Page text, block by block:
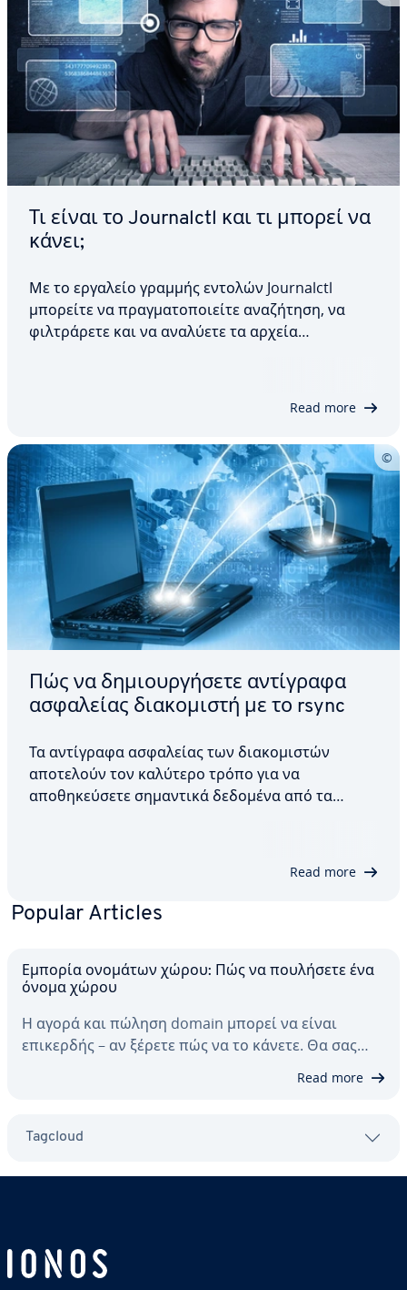
Τι είναι το Journalctl και τι μπορεί να
κάνει;
Με το εργαλείο γραμμής εντολών Journalctl
μπορείτε να πραγματοποιείτε αναζήτηση, να
φιλτράρετε και να αναλύετε τα αρχεία
διευκολύνοντας τη διάγνωση σφαλμάτων.…
Read more
Πώς να δημιουργήσετε αντίγραφα
ασφαλείας διακομιστή με το rsync
Τα αντίγραφα ασφαλείας των διακομιστών
αποτελούν τον καλύτερο τρόπο για να
αποθηκεύσετε σημαντικά δεδομένα από τα
Read more
Popular Articles
Εμπορία ονομάτων χώρου: Πώς να πουλήσετε ένα
όνομα χώρου
Η αγορά και πώληση domain μπορεί να είναι
επικερδής – αν ξέρετε πώς να το κάνετε. Θα σας…
Read more
Tagcloud